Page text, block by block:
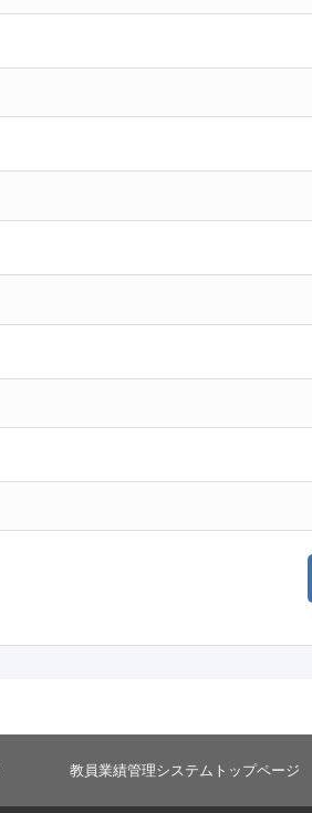
教員業績管理システムトップページ